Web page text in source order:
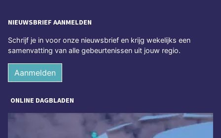
NIEUWSBRIEF AANMELDEN
Schrijf je in voor onze nieuwsbrief en krijg wekelijks een
samenvatting van alle gebeurtenissen uit jouw regio.
Aanmelden
ONLINE DAGBLADEN